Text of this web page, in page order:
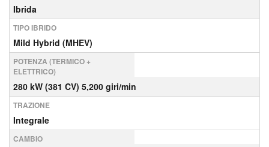
Ibrida
TIPO IBRIDO
Mild Hybrid (MHEV)
POTENZA (TERMICO +
ELETTRICO)
280 kW (381 CV) 5,200 giri/min
TRAZIONE
Integrale
CAMBIO